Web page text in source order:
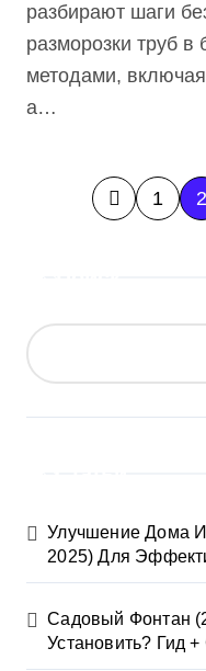
разбирают шаги
разморозки труб
методами,
а…
П
и
н
а
я
а
1 2
Улучшение Дома И
2025) Для
Садовый Фонтан
Установить? Гид